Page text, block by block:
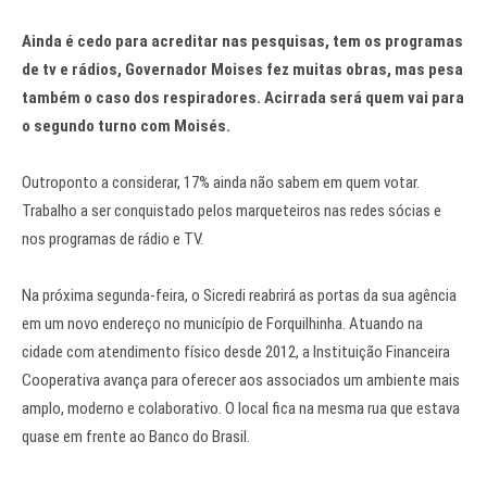
Ainda é cedo para acreditar nas pesquisas, tem os programas
de tv e rádios, Governador Moises fez muitas obras, mas pesa
também o caso dos respiradores. Acirrada será quem vai para
o segundo turno com Moisés.
Outroponto a considerar, 17% ainda não sabem em quem votar.
Trabalho a ser conquistado pelos marqueteiros nas redes sócias e
nos programas de rádio e TV.
Na próxima segunda-feira, o Sicredi reabrirá as portas da sua agência
em um novo endereço no município de Forquilhinha. Atuando na
cidade com atendimento físico desde 2012, a Instituição Financeira
Cooperativa avança para oferecer aos associados um ambiente mais
amplo, moderno e colaborativo. O local fica na mesma rua que estava
quase em frente ao Banco do Brasil.